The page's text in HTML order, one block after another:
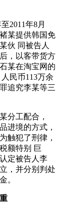
2011年8月
某提供韩国免
伙 同被告人
，以客带货方
某在淘宝网的
民币113万余
追究李某等三
分工配合，
进境的方式，
触犯了刑律，
额特别 巨
定被告人李
，并分别判处
。